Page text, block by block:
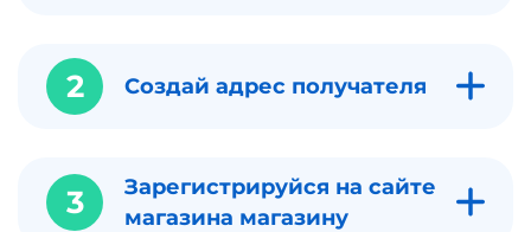
2 Создай адрес получателя
3
Зарегистрируйся на сайте
магазина магазину